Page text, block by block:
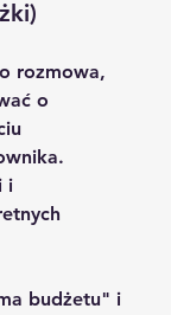
rozmowa,
o
i
budżetu" i